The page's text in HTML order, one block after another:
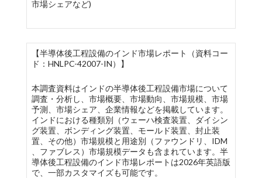
市場シェアなど)
【半導体後工程設備のインド市場レポート（資料コー
ド：HNLPC-42007-IN）】
本調査資料はインドの半導体後工程設備市場について
調査・分析し、市場概要、市場動向、市場規模、市場
予測、市場シェア、企業情報などを掲載しています。
インドにおける種類別（ウェーハ検査装置、ダイシン
グ装置、ボンディング装置、モールド装置、封止装
置、その他）市場規模と用途別（ファウンドリ、IDM
、ファブレス）市場規模データも含まれています。半
導体後工程設備のインド市場レポートは2026年英語版
で、一部カスタマイズも可能です。